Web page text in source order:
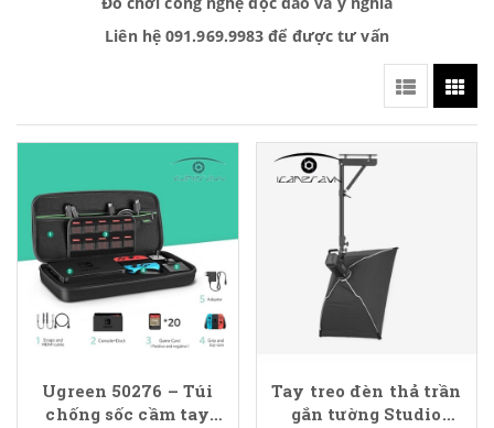
Liên hệ 091.969.9983 để được tư vấn
Ugreen 50276 – Túi
chống sốc cầm tay
Tay treo đèn thả trần
gắn tường Studio